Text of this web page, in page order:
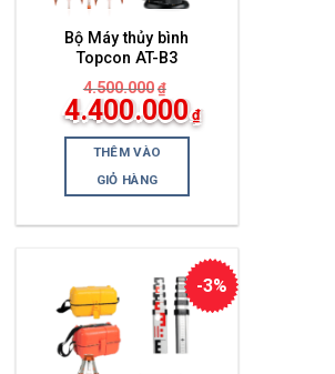
Bộ Máy thủy bình
Topcon AT-B3
4.500.000 ₫
Giá
gốc
là:
4.500.000₫.
4.400.000 ₫
Giá
hiện
tại
là:
4.400.000₫.
THÊM VÀO
GIỎ HÀNG
-3%